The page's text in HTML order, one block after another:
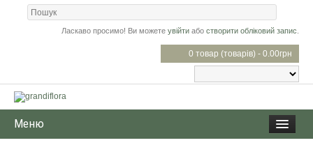
Ласкаво просимо! Ви можете увійти або створити обліковий запис
0 товар (товарів) - 0.00грн
Меню